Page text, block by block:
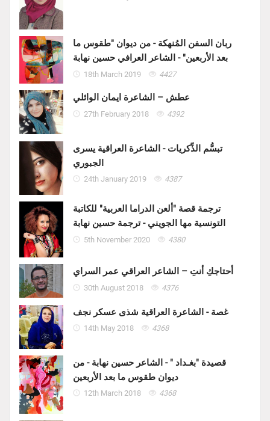
ربان السفن المُنهكة - من ديوان "طقوس ما
بعد الأربعين" - الشاعر العرافي حسين نهابة
18th March 2019 4427
عطش – الشاعرة ايمان الوائلي
27th February 2018 4392
تبسُّم الذِّكريات - الشاعرة العراقية يسرى
الجبوري
24th January 2019 4387
ترجمة قصة "ألعن الدراما العربية" للكاتبة
التونسية مها الجويني - ترجمة حسين نهابة
5th November 2020 4380
أحتاجكِ أنتِ – الشاعر العراقي عمر السراي
30th August 2018 4376
غصة - الشاعرة العراقية شذى عسكر نجف
14th May 2018 4368
قصيدة "بغـداد " - الشاعر حسين نهابة - من
ديوان طقوس ما بعد الأربعين
12th March 2018 4368